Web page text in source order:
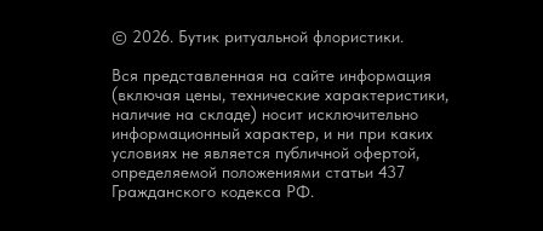
© 2026. Бутик ритуальной флористики.
Вся представленная на сайте информация
(включая цены, технические характеристики,
наличие на складе) носит исключительно
информационный характер, и ни при каких
условиях не является публичной офертой,
определяемой положениями статьи 437
Гражданского кодекса РФ.